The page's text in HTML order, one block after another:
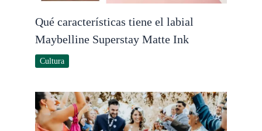
Qué características tiene el labial
Maybelline Superstay Matte Ink
Cultura